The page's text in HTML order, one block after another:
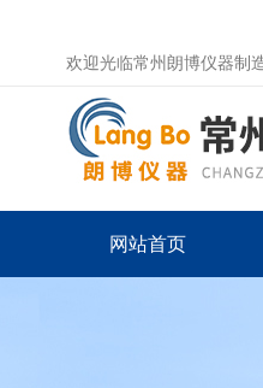
欢迎光临常州朗博仪器制
网站首页